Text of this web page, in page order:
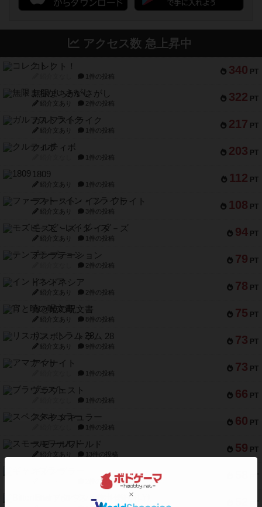
アクセス数 急上昇中
340 PT
コレクト！
1件の投稿
322 PT
無限まちがいさがし
紹介文あり 2件の投稿
217 PT
ガルフストライク
紹介文あり 1件の投稿
203 PT
クルティボ
1件の投稿
112 PT
1809
紹介文あり 1件の投稿
108 PT
ファースト・イン・フライト
紹介文あり 3件の投稿
94 PT
モズビ－ズ・レイダ－ズ
紹介文あり 1件の投稿
79 PT
テンプテーション
2件の投稿
78 PT
インドネシア
紹介文あり 2件の投稿
75 PT
宵と暁の呪文書
紹介文あり 8件の投稿
73 PT
リスボン・トラム 28
紹介文あり 9件の投稿
73 PT
アマナイト
1件の投稿
66 PT
ブラヴェスト
1件の投稿
60 PT
スペクタキュラー
1件の投稿
59 PT
スモールワールド
紹介文あり 13件の投稿
PT
2件の投稿
PT
Bitter End ブタペスト救出作戦